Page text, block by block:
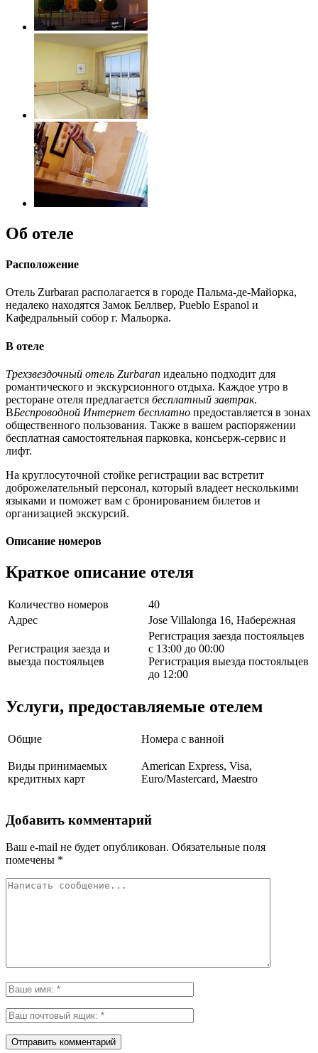
Об отеле
Расположение
Отель Zurbaran располагается в городе Пальма-де-Майорка,
недалеко находятся Замок Беллвер, Pueblo Espanol и
Кафедральный собор г. Мальорка.
В отеле
Трехзвездочный отель Zurbaran идеально подходит для
романтического и экскурсионного отдыха. Каждое утро в
ресторане отеля предлагается бесплатный завтрак.
ВБеспроводной Интернет бесплатно предоставляется в зонах
общественного пользования. Также в вашем распоряжении
бесплатная самостоятельная парковка, консьерж-сервис и
лифт.
На круглосуточной стойке регистрации вас встретит
доброжелательный персонал, который владеет несколькими
языками и поможет вам с бронированием билетов и
организацией экскурсий.
Описание номеров
Краткое описание отеля
Количество номеров
40
Адрес
Jose Villalonga 16, Набережная
Регистрация заезда и
выезда постояльцев
Регистрация заезда постояльцев
с 13:00 до 00:00
Регистрация выезда постояльцев
до 12:00
Услуги, предоставляемые отелем
Общие Номера с ванной
Виды принимаемых
кредитных карт
American Express, Visa,
Euro/Mastercard, Maestro
Добавить комментарий
Ваш e-mail не будет опубликован. Обязательные поля
помечены *